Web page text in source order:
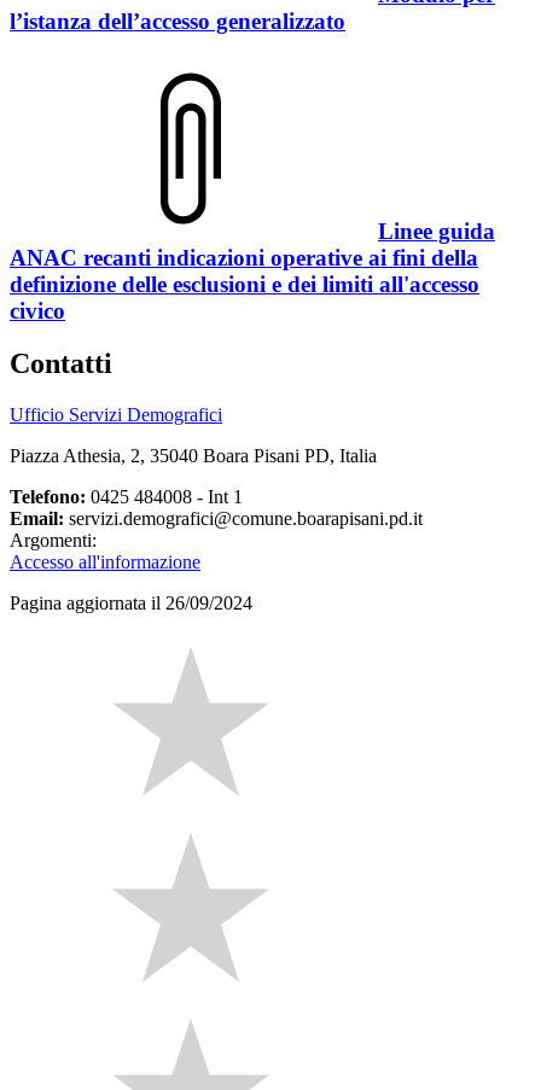
l’istanza dell’accesso generalizzato
Linee guida
ANAC recanti indicazioni operative ai fini della
definizione delle esclusioni e dei limiti all'accesso
civico
Contatti
Ufficio Servizi Demografici
Piazza Athesia, 2, 35040 Boara Pisani PD, Italia
Telefono: 0425 484008 - Int 1
Email: servizi.demografici@comune.boarapisani.pd.it
Argomenti:
Accesso all'informazione
Pagina aggiornata il 26/09/2024